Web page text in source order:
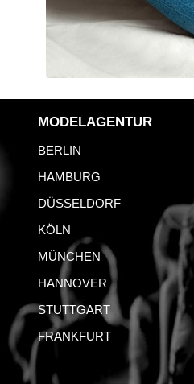
MODELAGENTUR
BERLIN
HAMBURG
DÜSSELDORF
KÖLN
MÜNCHEN
HANNOVER
STUTTGART
FRANKFURT